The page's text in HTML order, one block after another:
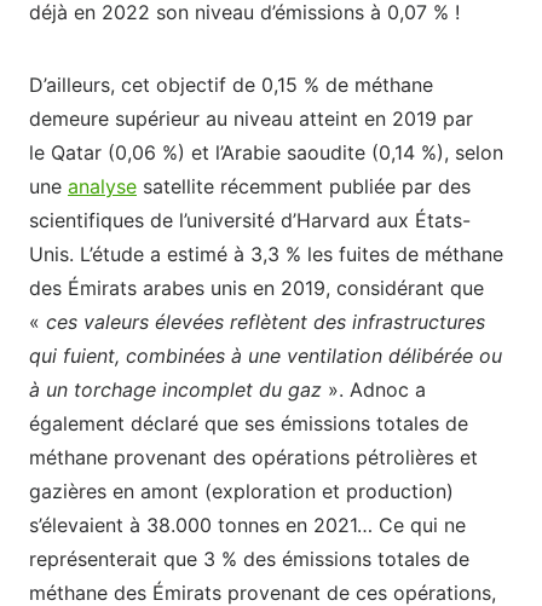
déjà en 2022 son niveau d’émissions à 0,07 % !
D’ailleurs, cet objectif de 0,15 % de méthane
demeure supérieur au niveau atteint en 2019 par
le Qatar (0,06 %) et l’Arabie saoudite (0,14 %), selon
une analyse satellite récemment publiée par des
scientifiques de l’université d’Harvard aux États-
Unis. L’étude a estimé à 3,3 % les fuites de méthane
des Émirats arabes unis en 2019, considérant que
« ces valeurs élevées reflètent des infrastructures
qui fuient, combinées à une ventilation délibérée ou
à un torchage incomplet du gaz ». Adnoc a
également déclaré que ses émissions totales de
méthane provenant des opérations pétrolières et
gazières en amont (exploration et production)
s’élevaient à 38.000 tonnes en 2021… Ce qui ne
représenterait que 3 % des émissions totales de
méthane des Émirats provenant de ces opérations,